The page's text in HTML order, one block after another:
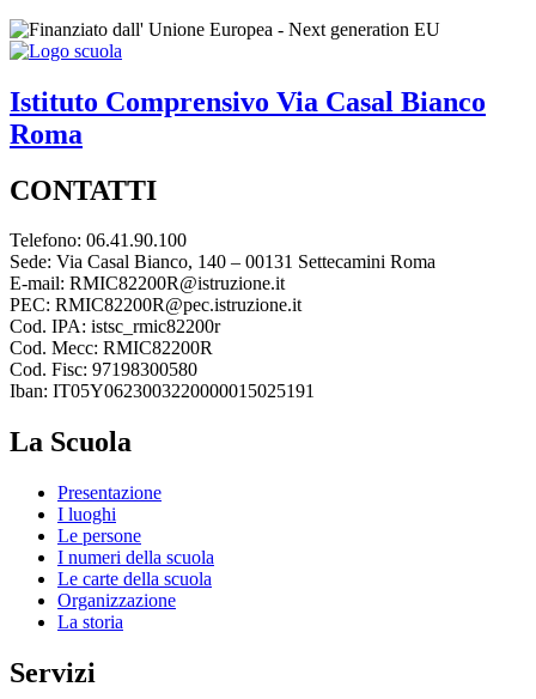
Istituto Comprensivo Via Casal Bianco
Roma
CONTATTI
Telefono: 06.41.90.100
Sede: Via Casal Bianco, 140 – 00131 Settecamini Roma
E-mail: RMIC82200R@istruzione.it
PEC: RMIC82200R@pec.istruzione.it
Cod. IPA: istsc_rmic82200r
Cod. Mecc: RMIC82200R
Cod. Fisc: 97198300580
Iban: IT05Y0623003220000015025191
La Scuola
Presentazione
I luoghi
Le persone
I numeri della scuola
Le carte della scuola
Organizzazione
La storia
Servizi